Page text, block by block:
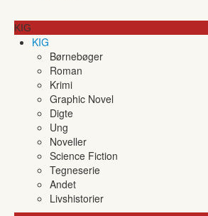
KIG
KIG
Børnebøger
Roman
Krimi
Graphic Novel
Digte
Ung
Noveller
Science Fiction
Tegneserie
Andet
Livshistorier